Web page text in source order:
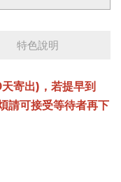
特色說明
寄出)，若提早到
請可接受等待者再下